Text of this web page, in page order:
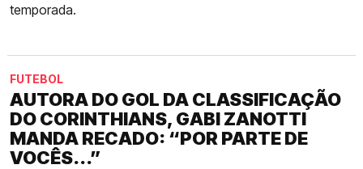
temporada.
FUTEBOL
AUTORA DO GOL DA CLASSIFICAÇÃO
DO CORINTHIANS, GABI ZANOTTI
MANDA RECADO: “POR PARTE DE
VOCÊS...”